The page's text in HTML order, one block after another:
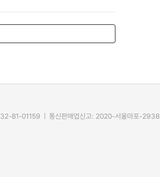
81-01159
통신판매업신고: 2020-서울마포-2938